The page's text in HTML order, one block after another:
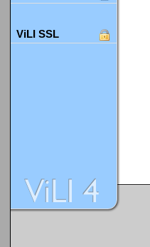
ViLI SSL